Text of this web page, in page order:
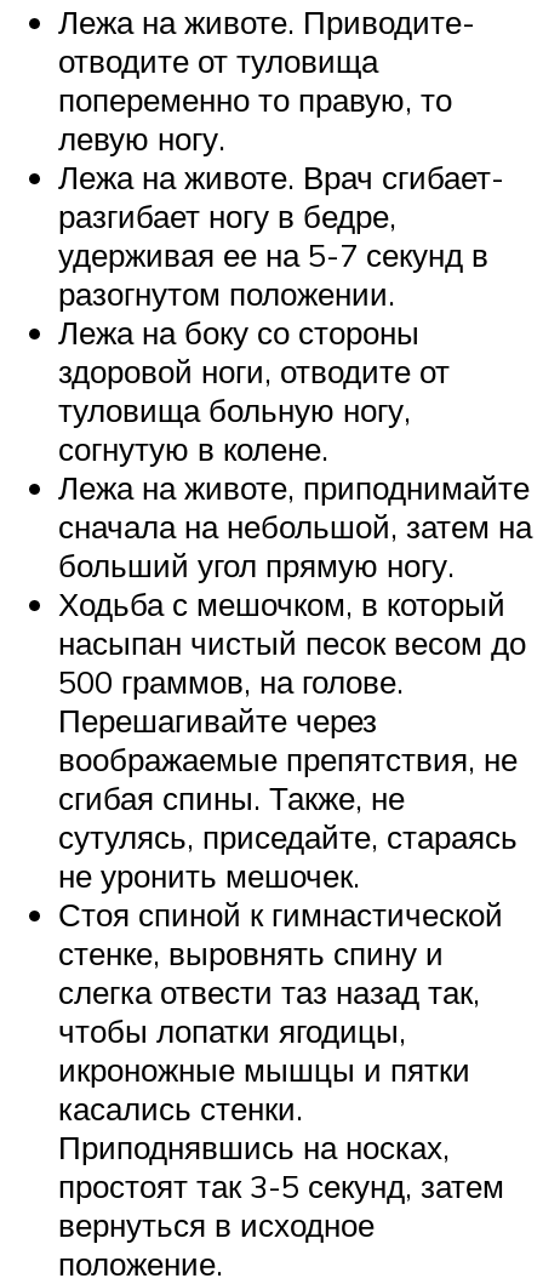
Лежа на животе. Приводите-
отводите от туловища
попеременно то правую, то
левую ногу.
Лежа на животе. Врач сгибает-
разгибает ногу в бедре,
удерживая ее на 5-7 секунд в
разогнутом положении.
Лежа на боку со стороны
здоровой ноги, отводите от
туловища больную ногу,
согнутую в колене.
Лежа на животе, приподнимайте
сначала на небольшой, затем на
больший угол прямую ногу.
Ходьба с мешочком, в который
насыпан чистый песок весом до
500 граммов, на голове.
Перешагивайте через
воображаемые препятствия, не
сгибая спины. Также, не
сутулясь, приседайте, стараясь
не уронить мешочек.
Стоя спиной к гимнастической
стенке, выровнять спину и
слегка отвести таз назад так,
чтобы лопатки ягодицы,
икроножные мышцы и пятки
касались стенки.
Приподнявшись на носках,
простоят так 3-5 секунд, затем
вернуться в исходное
положение.